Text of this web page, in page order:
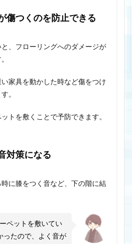
傷つくのを防止できる
、フローリングへのダメージが
家具を動かした時など傷をつけ
。
トを敷くことで予防できます。
対策になる
に膝をつく音など、下の階に結
ペットを敷いてい
ったので、よく音が